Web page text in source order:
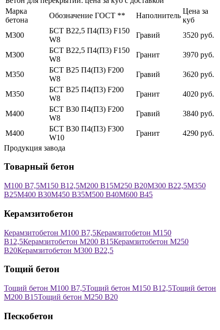
Марка
бетона
Обозначение ГОСТ ** Наполнитель
Цена за
куб
М300
БСТ В22,5 П4(П3) F150
W8
Гравий 3520 руб.
М300
БСТ В22,5 П4(П3) F150
W8
Гранит 3970 руб.
М350
БСТ В25 П4(П3) F200
W8
Гравий 3620 руб.
М350
БСТ В25 П4(П3) F200
W8
Гранит 4020 руб.
М400
БСТ В30 П4(П3) F200
W8
Гравий 3840 руб.
М400
БСТ В30 П4(П3) F300
W10
Гранит
4290 руб.
Продукция завода
Товарный бетон
М100 В7,5М150 В12,5М200 В15М250 В20М300 В22,5М350
В25М400 В30М450 В35М500 В40М600 В45
Керамзитобетон
Керамзитобетон М100 В7,5Керамзитобетон М150
В12,5Керамзитобетон М200 В15Керамзитобетон М250
В20Керамзитобетон М300 В22,5
Тощий бетон
Тощий бетон М100 В7,5Тощий бетон М150 В12,5Тощий бетон
М200 В15Тощий бетон М250 В20
Пескобетон